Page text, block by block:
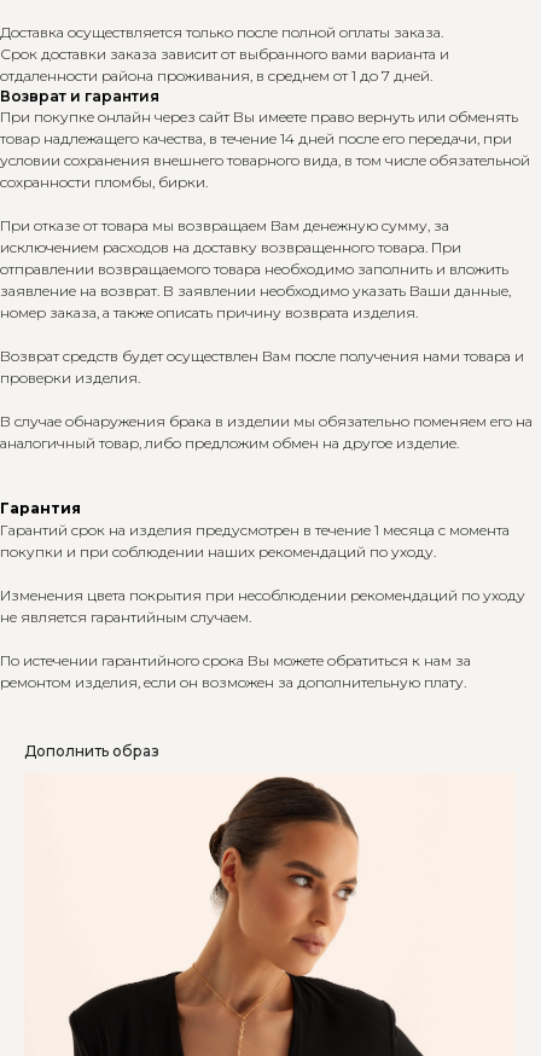
Доставка осуществляется только после полной оплаты заказа.
Срок доставки заказа зависит от выбранного вами варианта и
отдаленности района проживания, в среднем от 1 до 7 дней.
Возврат и гарантия
При покупке онлайн через сайт Вы имеете право вернуть или обменять
товар надлежащего качества, в течение 14 дней после его передачи, при
условии сохранения внешнего товарного вида, в том числе обязательной
сохранности пломбы, бирки.
При отказе от товара мы возвращаем Вам денежную сумму, за
исключением расходов на доставку возвращенного товара. При
отправлении возвращаемого товара необходимо заполнить и вложить
заявление на возврат. В заявлении необходимо указать Ваши данные,
номер заказа, а также описать причину возврата изделия.
Возврат средств будет осуществлен Вам после получения нами товара и
проверки изделия.
В случае обнаружения брака в изделии мы обязательно поменяем его на
аналогичный товар, либо предложим обмен на другое изделие.
Гарантия
Гарантий срок на изделия предусмотрен в течение 1 месяца с момента
покупки и при соблюдении наших рекомендаций по уходу.
Изменения цвета покрытия при несоблюдении рекомендаций по уходу
не является гарантийным случаем.
По истечении гарантийного срока Вы можете обратиться к нам за
ремонтом изделия, если он возможен за дополнительную плату.
Дополнить образ